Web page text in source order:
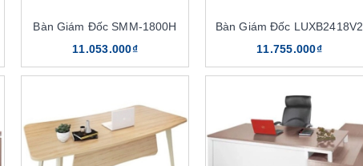
Bàn Giám Đốc SMM-1800H
11.053.000₫
Bàn Giám Đốc LUXB2418V2
11.755.000₫